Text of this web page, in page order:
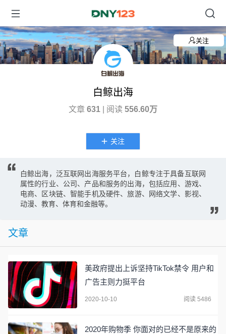
关注
白鲸出海
文章 631 | 阅读 556.60万
关注
白鲸出海，泛互联网出海服务平台，白鲸专注于具备互联网
属性的行业、公司、产品和服务的出海，包括应用、游戏、
电商、区块链、智能手机及硬件、旅游、网络文学、影视、
动漫、教育、体育和金融等。
文章
美政府提出上诉坚持TikTok禁令 用户和
广告主则力挺平台
2020-10-10 阅读 5486
2020年购物季 你面对的已经不是原来的